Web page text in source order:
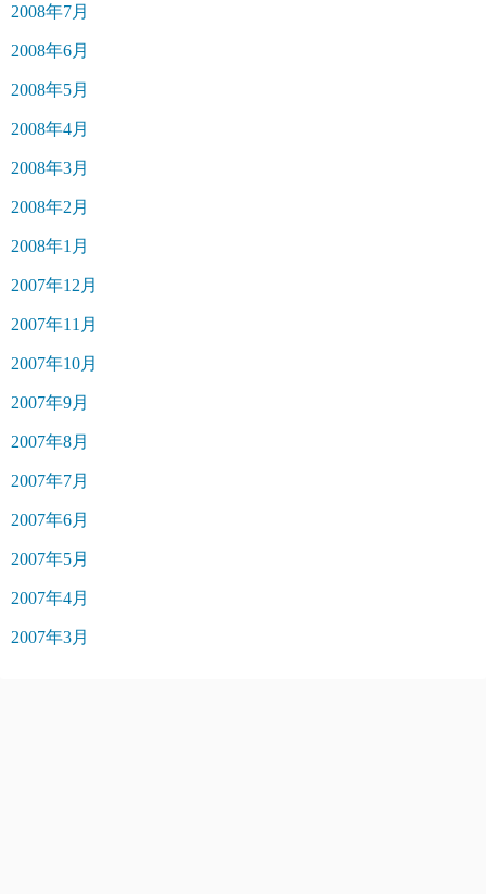
2008年7月
2008年6月
2008年5月
2008年4月
2008年3月
2008年2月
2008年1月
2007年12月
2007年11月
2007年10月
2007年9月
2007年8月
2007年7月
2007年6月
2007年5月
2007年4月
2007年3月